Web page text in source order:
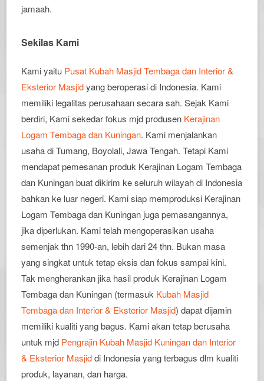
jamaah.
Sekilas Kami
Kami yaitu Pusat Kubah Masjid Tembaga dan Interior &
Eksterior Masjidyang beroperasi di Indonesia. Kami
memiliki legalitas perusahaan secara sah. Sejak Kami
berdiri, Kami sekedar fokus mjd produsen Kerajinan
Logam Tembaga dan Kuningan. Kami menjalankan
usaha di Tumang, Boyolali, Jawa Tengah. Tetapi Kami
mendapat pemesanan produk Kerajinan Logam Tembaga
dan Kuningan buat dikirim ke seluruh wilayah di Indonesia
bahkan ke luar negeri. Kami siap memproduksi Kerajinan
Logam Tembaga dan Kuningan juga pemasangannya,
jika diperlukan. Kami telah mengoperasikan usaha
semenjak thn 1990-an, lebih dari 24 thn. Bukan masa
yang singkat untuk tetap eksis dan fokus sampai kini.
Tak mengherankan jika hasil produk Kerajinan Logam
Tembaga dan Kuningan (termasuk Kubah Masjid
Tembaga dan Interior & Eksterior Masjid) dapat dijamin
memiliki kualiti yang bagus. Kami akan tetap berusaha
untuk mjd Pengrajin Kubah Masjid Kuningan dan Interior
& Eksterior Masjiddi Indonesia yang terbagus dlm kualiti
produk, layanan, dan harga.